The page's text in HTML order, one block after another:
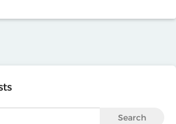
Search